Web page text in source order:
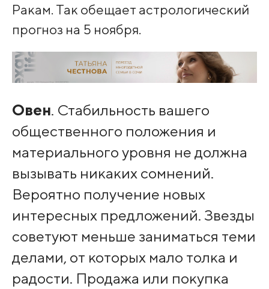
Ракам. Так обещает астрологический
прогноз на 5 ноября.
Овен. Стабильность вашего
общественного положения и
материального уровня не должна
вызывать никаких сомнений.
Вероятно получение новых
интересных предложений. Звезды
советуют меньше заниматься теми
делами, от которых мало толка и
радости. Продажа или покупка